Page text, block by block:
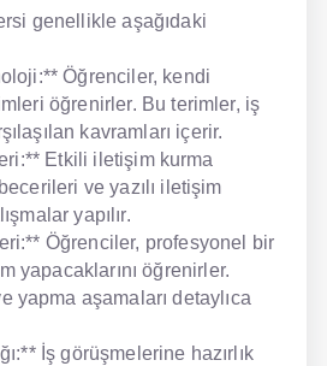
genellikle aşağıdaki
Öğrenciler, kendi
öğrenirler. Bu terimler, iş
kavramları içerir.
Etkili iletişim kurma
ve yazılı iletişim
yapılır.
Öğrenciler, profesyonel bir
yapacaklarını öğrenirler.
yapma aşamaları detaylıca
İş görüşmelerine hazırlık